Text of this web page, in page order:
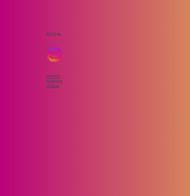
SOCIAL
LinkedIn
Instagram
Youtube